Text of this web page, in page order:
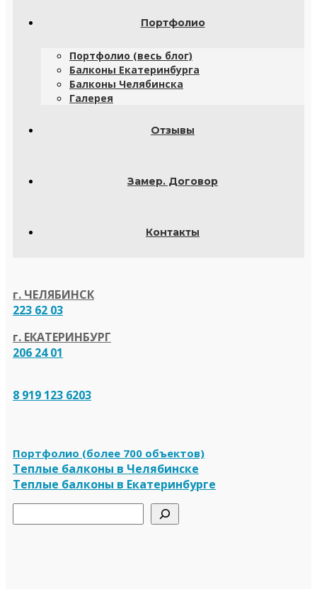
Портфолио
Портфолио (весь блог)
Балконы Екатеринбурга
Балконы Челябинска
Галерея
Отзывы
Замер. Договор
Контакты
г. ЧЕЛЯБИНСК
223 62 03
г. ЕКАТЕРИНБУРГ
206 24 01
8 919 123 6203
Портфолио (более 700 объектов)
Теплые балконы в Челябинске
Теплые балконы в Екатеринбурге